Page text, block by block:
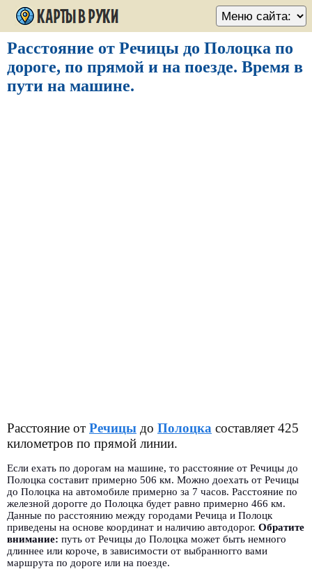
Расстояние от Речицы до Полоцка по
дороге, по прямой и на поезде. Время в
пути на машине.
Расстояние от Речицы до Полоцка составляет 425
километров по прямой линии.
Если ехать по дорогам на машине, то расстояние от Речицы до
Полоцка составит примерно 506 км. Можно доехать от Речицы
до Полоцка на автомобиле примерно за 7 часов. Расстояние по
железной дорогге до Полоцка будет равно примерно 466 км.
Данные по расстоянию между городами Речица и Полоцк
приведены на основе координат и наличию автодорог. Обратите
внимание: путь от Речицы до Полоцка может быть немного
длиннее или короче, в зависимости от выбранногго вами
маршрута по дороге или на поезде.